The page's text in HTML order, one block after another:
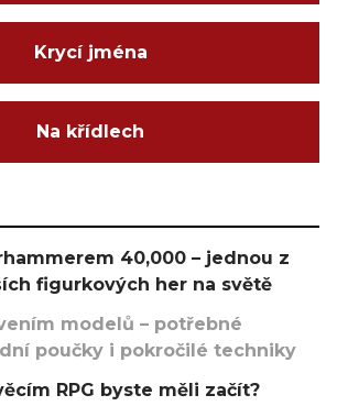
Krycí jména
Na křídlech
40,000 – jednou z
figurkových her na světě
modelů – potřebné
poučky i pokročilé techniky
RPG byste měli začít?